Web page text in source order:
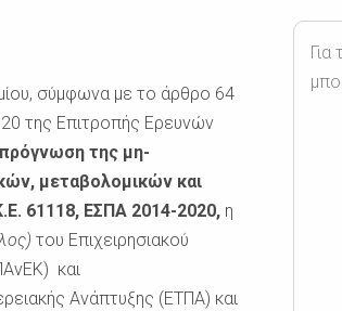
σύμφωνα με το άρθρο 64
της Επιτροπής Ερευνών
της μη-
μεταβολομικών και
61118, ΕΣΠΑ 2014-2020, η
του Επιχειρησιακού
και
Ανάπτυξης (ΕΤΠΑ) και